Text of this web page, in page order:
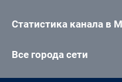
Статистика канала в
Все города сети